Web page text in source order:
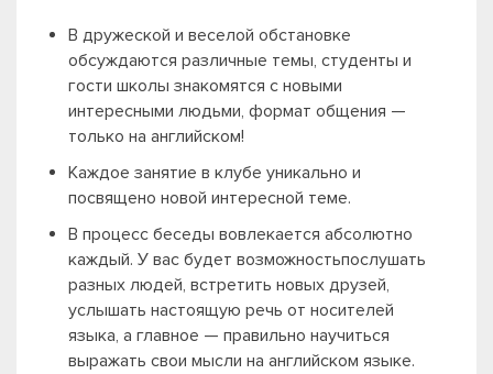
В дружеской и веселой обстановке
обсуждаются различные темы, студенты и
гости школы знакомятся с новыми
интересными людьми, формат общения —
только на английском!
Каждое занятие в клубе уникально и
посвящено новой интересной теме.
В процесс беседы вовлекается абсолютно
каждый. У вас будет возможностьпослушать
разных людей, встретить новых друзей,
услышать настоящую речь от носителей
языка, а главное — правильно научиться
выражать свои мысли на английском языке.